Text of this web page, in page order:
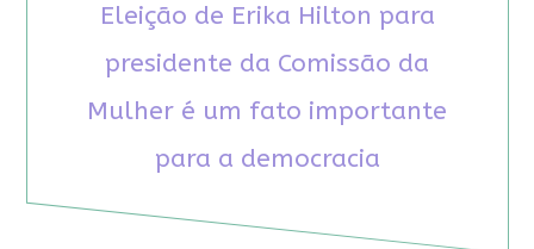
Eleição de Erika Hilton para
presidente da Comissão da
Mulher é um fato importante
para a democracia